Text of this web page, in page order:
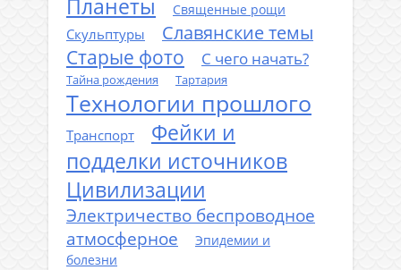
Планеты
Священные рощи
Скульптуры Славянские темы
Старые фото С чего начать?
Тайна рождения Тартария
Технологии прошлого
Транспорт
Фейки и
подделки источников
Цивилизации
Электричество беспроводное
атмосферное
Эпидемии и
болезни